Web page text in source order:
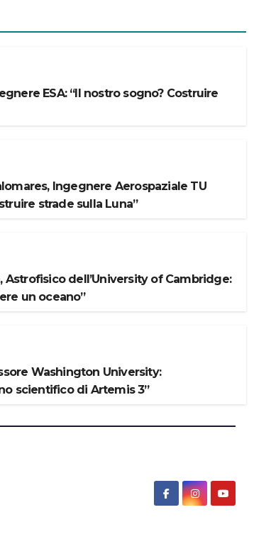
ESA: “Il nostro sogno? Costruire
Ingegnere Aerospaziale TU
strade sulla Luna”
Astrofisico dell’University of Cambridge:
un oceano”
Washington University:
scientifico di Artemis 3”